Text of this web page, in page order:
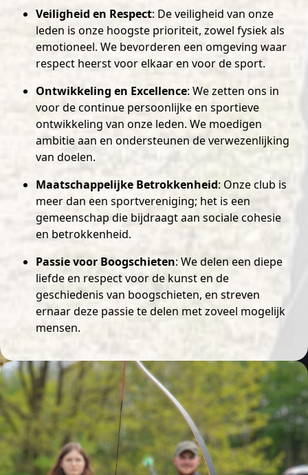
Veiligheid en Respect: De veiligheid van onze
leden is onze hoogste prioriteit, zowel fysiek als
emotioneel. We bevorderen een omgeving waar
respect heerst voor elkaar en voor de sport.
Ontwikkeling en Excellence: We zetten ons in
voor de continue persoonlijke en sportieve
ontwikkeling van onze leden. We moedigen
ambitie aan en ondersteunen de verwezenlijking
van doelen.
Maatschappelijke Betrokkenheid: Onze club is
meer dan een sportvereniging; het is een
gemeenschap die bijdraagt aan sociale cohesie
en betrokkenheid.
Passie voor Boogschieten: We delen een diepe
liefde en respect voor de kunst en de
geschiedenis van boogschieten, en streven
ernaar deze passie te delen met zoveel mogelijk
mensen.